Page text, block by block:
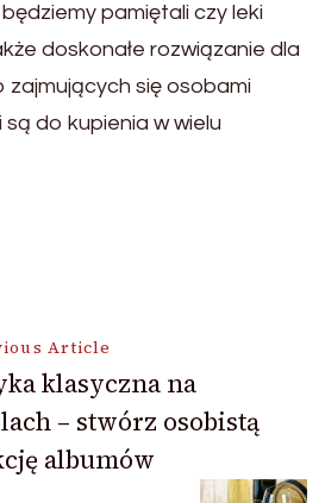
pamiętali czy leki
doskonałe rozwiązanie dla
się osobami
są do kupienia w wielu
Article
klasyczna na
– stwórz osobistą
albumów